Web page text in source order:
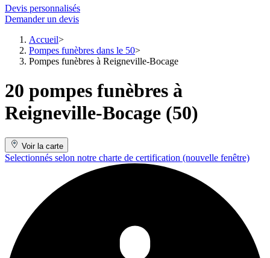
Devis personnalisés
Demander un devis
Accueil
Pompes funèbres dans le 50
Pompes funèbres à Reigneville-Bocage
20 pompes funèbres à
Reigneville-Bocage (50)
Voir la carte
Selectionnés selon notre charte de certification (nouvelle fenêtre)